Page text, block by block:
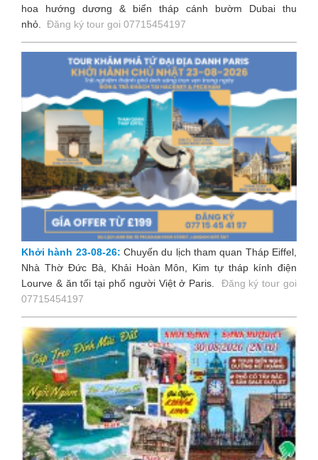
hoa hướng dương & biển tháp cánh bườm Dubai thu
nhỏ. Đăng ký tour goi 07715454197
Khởi hành 23-08-26: Chuyến du lịch tham quan Tháp Eiffel,
Nhà Thờ Đức Bà, Khải Hoàn Môn, Kim tự tháp kính điện
Lourve & ăn tối tại phố người Việt ở Paris
Đăng ký tour goi
07715454197